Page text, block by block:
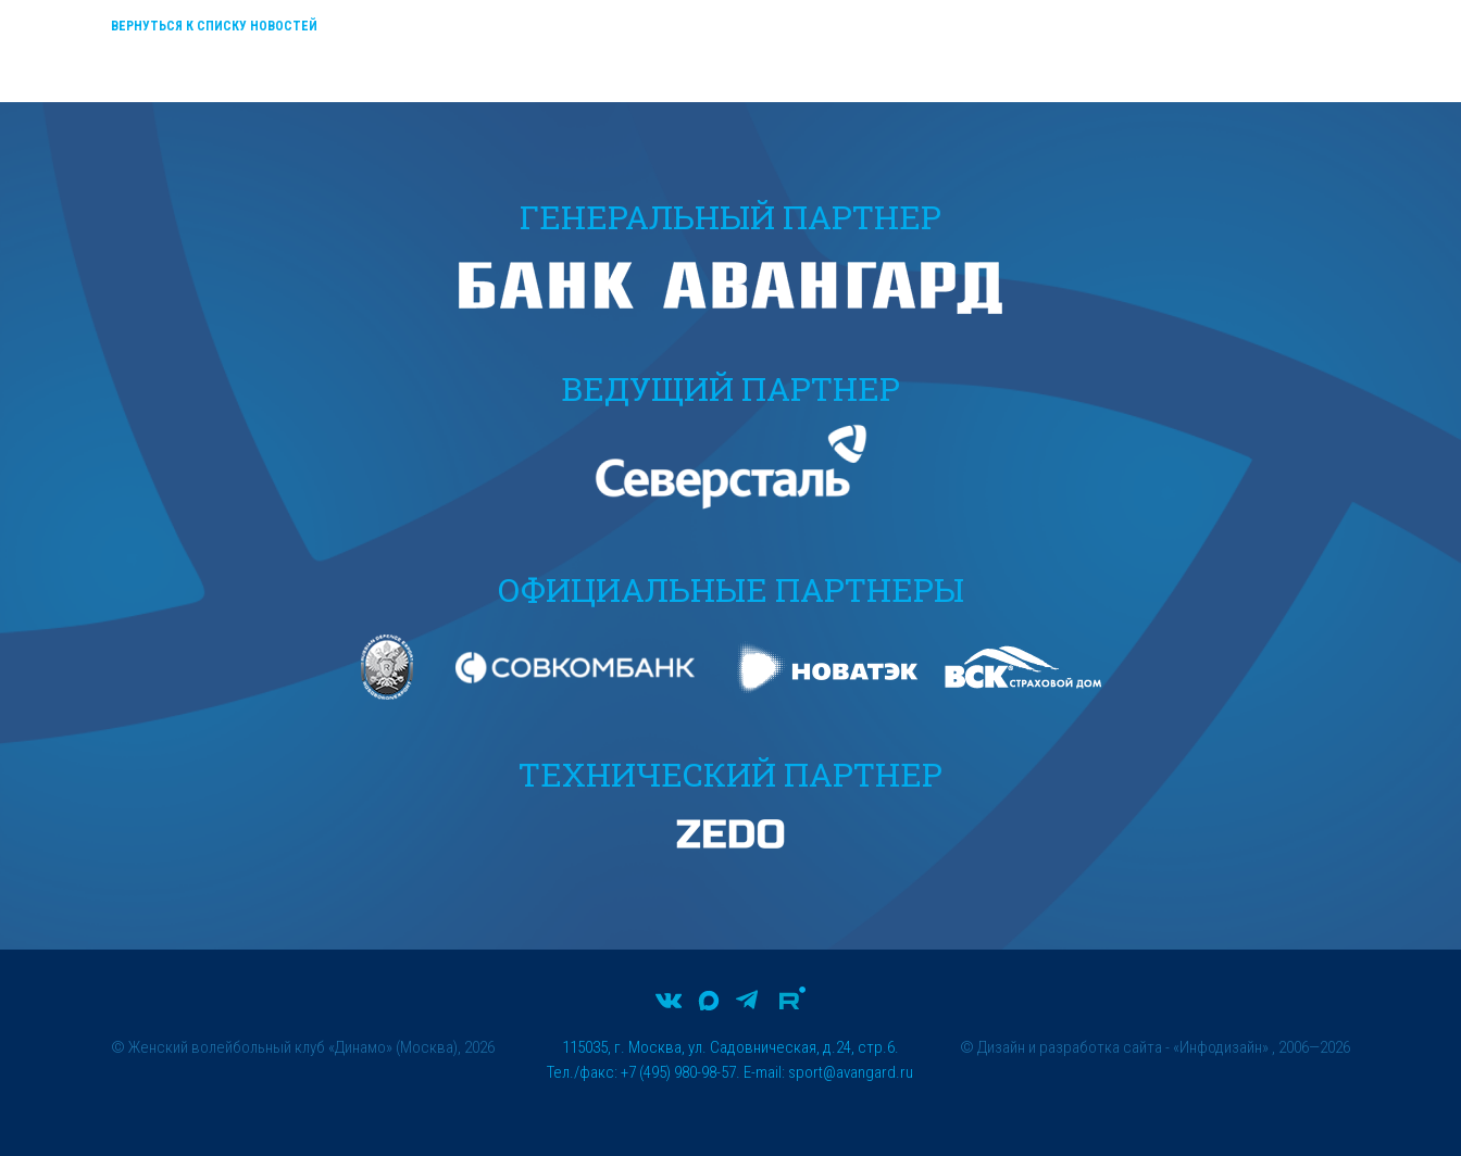
ВЕРНУТЬСЯ К СПИСКУ НОВОСТЕЙ
ГЕНЕРАЛЬНЫЙ ПАРТНЕР
ВЕДУЩИЙ ПАРТНЕР
ОФИЦИАЛЬНЫЕ ПАРТНЕРЫ
ТЕХНИЧЕСКИЙ ПАРТНЕР
© Женский волейбольный клуб «Динамо» (Москва), 2026
115035, г. Москва, ул. Садовническая, д.24, стр.6.
Тел./факс: +7 (495) 980-98-57. E-mail: sport@avangard.ru
© Дизайн и разработка сайта - «Инфодизайн» , 2006—2026